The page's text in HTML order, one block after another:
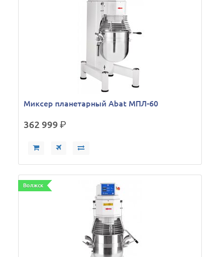
Миксер планетарный Abat МПЛ-60
362 999р.
Волжск